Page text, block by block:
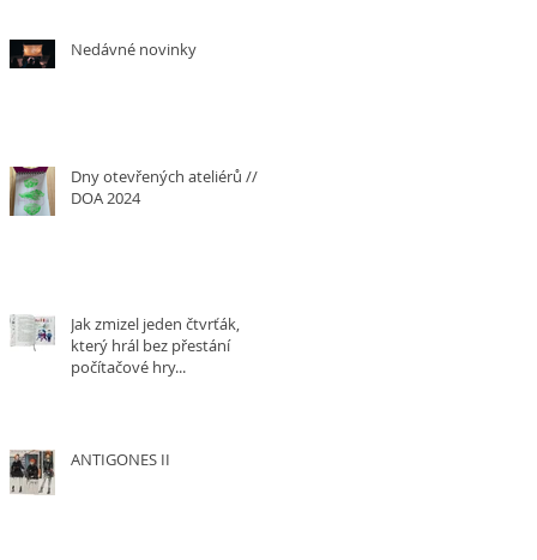
Nedávné novinky
Dny otevřených ateliérů ///
DOA 2024
Jak zmizel jeden čtvrťák,
který hrál bez přestání
počítačové hry...
ANTIGONES II